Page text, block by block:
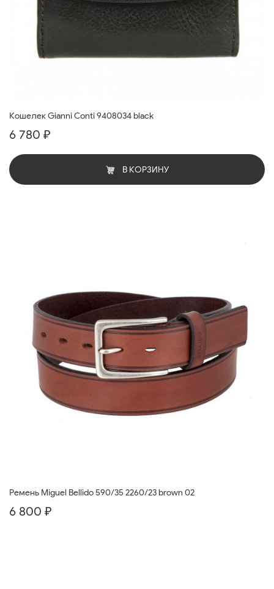
Кошелек Gianni Conti 9408034 black
6 780 ₽
В КОРЗИНУ
Ремень Miguel Bellido 590/35 2260/23 brown 02
6 800 ₽